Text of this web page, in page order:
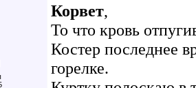
Корвет,
То что кровь
Костер последнее
горелке.